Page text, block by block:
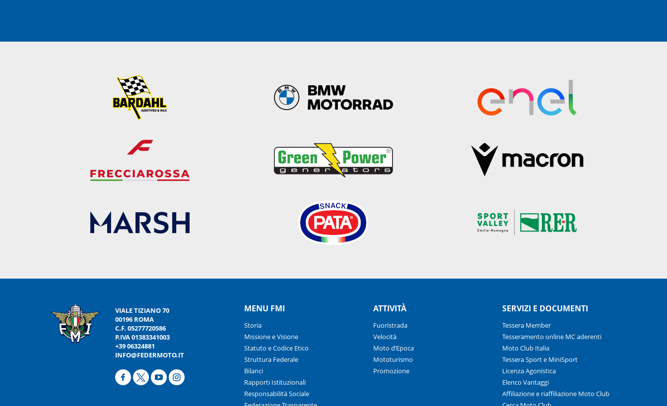
VIALE TIZIANO 70
00196 ROMA
C.F. 05277720586
P.IVA 01383341003
+39 06324881
INFO@FEDERMOTO.IT
MENU FMI
Storia
Missione e Visione
Statuto e Codice Etico
Struttura Federale
Bilanci
Rapporti Istituzionali
Responsabilità Sociale
ATTIVITÀ
Fuoristrada
Velocità
Moto d’Epoca
Mototurismo
Promozione
SERVIZI E DOCUMENTI
Tessera Member
Tesseramento online MC aderenti
Moto Club Italia
Tessera Sport e MiniSport
Licenza Agonistica
Elenco Vantaggi
Affiliazione e riaffiliazione Moto Club